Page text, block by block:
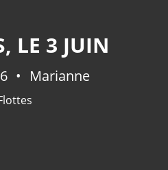
LE 3 JUIN
Marianne
(41)
(36)